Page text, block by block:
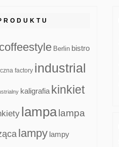
Berlin bistro
factory industrial
kaligrafia kinkiet
lampa lampa
lampy lampy